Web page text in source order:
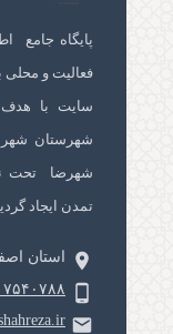
فعالیت و
سایت با هدف
شهرستان
شهرضا تحت
تمدن ایجاد
استان